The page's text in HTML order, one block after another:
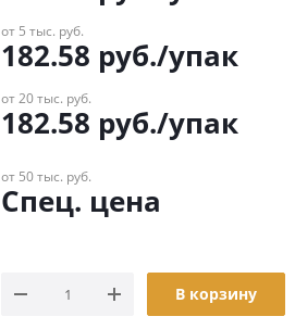
от 5 тыс. руб.
182.58 руб./упак
от 20 тыс. руб.
182.58 руб./упак
от 50 тыс. руб.
Спец. цена
В корзину